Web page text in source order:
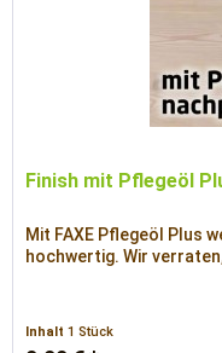
Finish mit Pflegeöl
Mit FAXE Pflegeöl Plus
hochwertig. Wir
Inhalt1 Stück